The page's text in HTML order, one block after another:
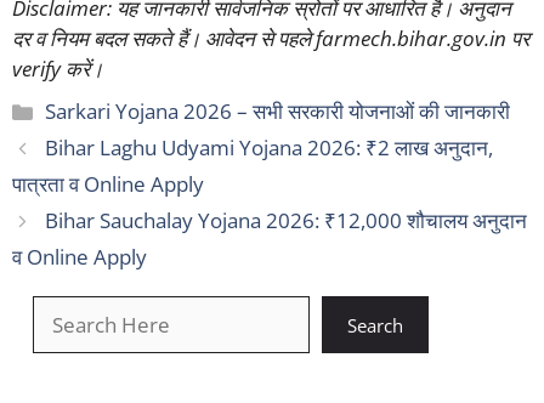
Disclaimer: यह जानकारी सार्वजनिक स्रोतों पर आधारित है। अनुदान
दर व नियम बदल सकते हैं। आवेदन से पहले farmech.bihar.gov.in पर
verify करें।
Categories
Sarkari Yojana 2026 – सभी सरकारी योजनाओं की जानकारी
Bihar Laghu Udyami Yojana 2026: ₹2 लाख अनुदान,
पात्रता व Online Apply
Bihar Sauchalay Yojana 2026: ₹12,000 शौचालय अनुदान
व Online Apply
Search